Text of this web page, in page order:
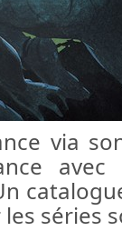
via
avec
séries